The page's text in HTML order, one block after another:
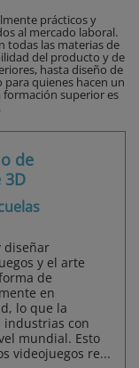
prácticos y
al mercado laboral.
todas las materias de
del producto y de
hasta diseño de
quienes hacen un
superior es
de
3D
diseñar
y el arte
de
en
lo que la
industrias con
mundial. Esto
videojuegos re...